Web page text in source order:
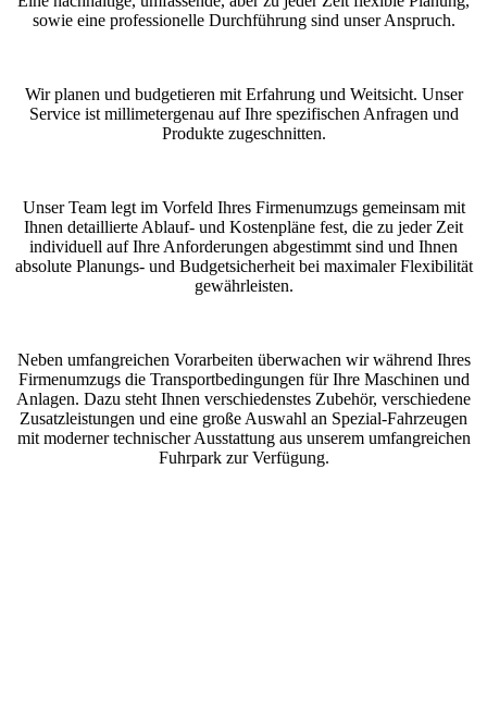
sowie eine professionelle Durchführung sind unser Anspruch.
Wir planen und budgetieren mit Erfahrung und Weitsicht. Unser
Service ist millimetergenau auf Ihre spezifischen Anfragen und
Produkte zugeschnitten.
Unser Team legt im Vorfeld Ihres Firmenumzugs gemeinsam mit
Ihnen detaillierte Ablauf- und Kostenpläne fest, die zu jeder Zeit
individuell auf Ihre Anforderungen abgestimmt sind und Ihnen
absolute Planungs- und Budgetsicherheit bei maximaler Flexibilität
gewährleisten.
Neben umfangreichen Vorarbeiten überwachen wir während Ihres
Firmenumzugs die Transportbedingungen für Ihre Maschinen und
Anlagen. Dazu steht Ihnen verschiedenstes Zubehör, verschiedene
Zusatzleistungen und eine große Auswahl an Spezial-Fahrzeugen
mit moderner technischer Ausstattung aus unserem umfangreichen
Fuhrpark zur Verfügung.